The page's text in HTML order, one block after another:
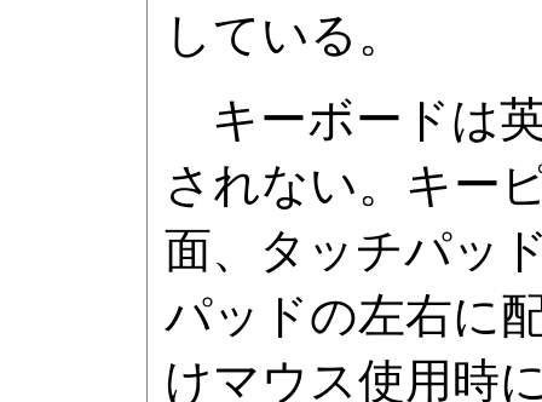
している。
キーボードは
されない。キー
面、タッチパッ
パッドの左右に
けマウス使用時